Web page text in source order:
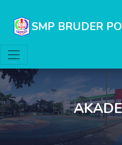
SMP BRUDER